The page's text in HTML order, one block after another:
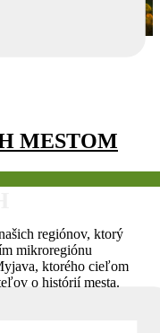
MESTOM
regiónov, ktorý
mikroregiónu
ktorého cieľom
o histórií mesta.